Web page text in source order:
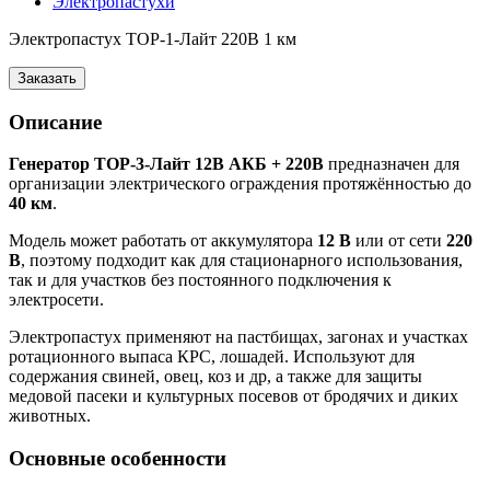
Электропастух ТОР-1-Лайт 220В 1 км
Заказать
Описание
Генератор ТОР-3-Лайт 12В АКБ + 220В предназначен для
организации электрического ограждения протяжённостью до
40 км.
Модель может работать от аккумулятора 12 В или от сети 220
В, поэтому подходит как для стационарного использования,
так и для участков без постоянного подключения к
электросети.
Электропастух применяют на пастбищах, загонах и участках
ротационного выпаса КРС, лошадей. Используют для
содержания свиней, овец, коз и др, а также для защиты
медовой пасеки и культурных посевов от бродячих и диких
животных.
Основные особенности